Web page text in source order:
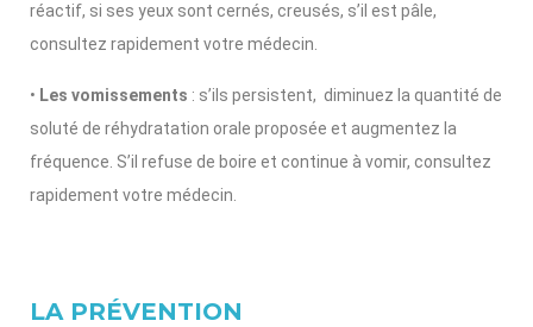
réactif, si ses yeux sont cernés, creusés, s’il est pâle,
consultez rapidement votre médecin.
• Les vomissements : s’ils persistent, diminuez la quantité de
soluté de réhydratation orale proposée et augmentez la
fréquence. S’il refuse de boire et continue à vomir, consultez
rapidement votre médecin.
LA PRÉVENTION